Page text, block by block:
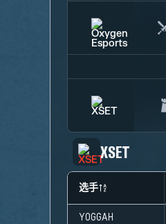
XSET
选手
YOGGAH